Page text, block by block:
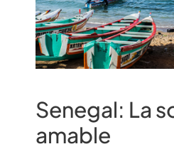
Senegal: La
amable